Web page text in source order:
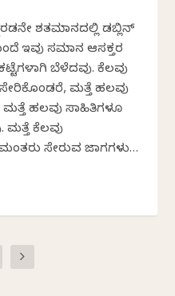
ಶತಮಾನದಲ್ಲಿ ಡಬ್ಲಿನ್
ಇವು ಸಮಾನ ಆಸಕ್ತರ
ಬೆಳೆದವು. ಕೆಲವು
ಮತ್ತೆ ಹಲವು
ಮತ್ತೆ ಹಲವು ಸಾಹಿತಿಗಳೂ
ಮತ್ತೆ ಕೆಲವು
ಸೇರುವ ಜಾಗಗಳು…